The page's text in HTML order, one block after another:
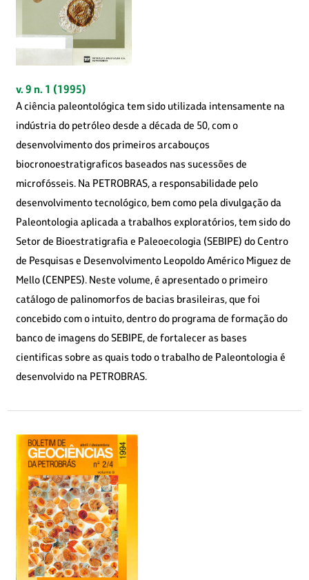
v. 9 n. 1 (1995)
A ciência paleontológica tem sido utilizada intensamente na
indústria do petróleo desde a década de 50, com o
desenvolvimento dos primeiros arcabouços
biocronoestratigraficos baseados nas sucessões de
microfósseis. Na PETROBRAS, a responsabilidade pelo
desenvolvimento tecnológico, bem como pela divulgação da
Paleontologia aplicada a trabalhos exploratórios, tem sido do
Setor de Bioestratigrafia e Paleoecologia (SEBIPE) do Centro
de Pesquisas e Desenvolvimento Leopoldo Américo Miguez de
Mello (CENPES). Neste volume, é apresentado o primeiro
catálogo de palinomorfos de bacias brasileiras, que foi
concebido com o intuito, dentro do programa de formação do
banco de imagens do SEBIPE, de fortalecer as bases
cientificas sobre as quais todo o trabalho de Paleontologia é
desenvolvido na PETROBRAS.